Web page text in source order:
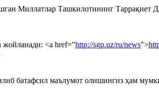
Миллатлар Ташкилотининг Таррақиет
<a href="http://sgp.uz/ru/news">
батафсил маълумот олишингиз ҳам